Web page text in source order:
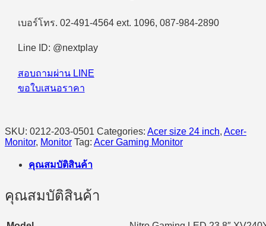
23.8"
(IPS,
144Hz
#UM.HX0ST.102
เบอร์โทร. 02-491-4564 ext. 1096, 087-984-2890
Line ID: @nextplay
สอบถามผ่าน LINE
ขอใบเสนอราคา
SKU: 0212-203-0501 Categories: Acer size 24 inch, Acer-
Monitor, Monitor Tag: Acer Gaming Monitor
คุณสมบัติสินค้า
คุณสมบัติสินค้า